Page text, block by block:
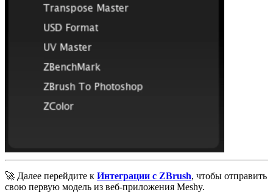
🚀 Далее перейдите к Интеграции с ZBrush, чтобы отправить
свою первую модель из веб-приложения Meshy.